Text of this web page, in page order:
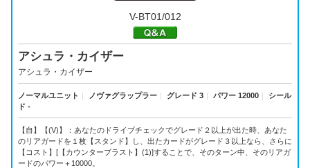
V-BT01/012
アシュラ・カイザー
アシュラ・カイザー
ノーマルユニット ｜ ノヴァグラップラー ｜ グレード 3 ｜ パワー 12000 ｜
シール
ド -
【自】【(V)】：あなたのドライブチェックでグレード２以上が出た時、あなた
のリアガードを１枚【スタンド】し、出たカードがグレード３以上なら、さらに
【コスト】[【カウンターブラスト】(1)]することで、そのターン中、そのリアガ
ードのパワー＋10000。